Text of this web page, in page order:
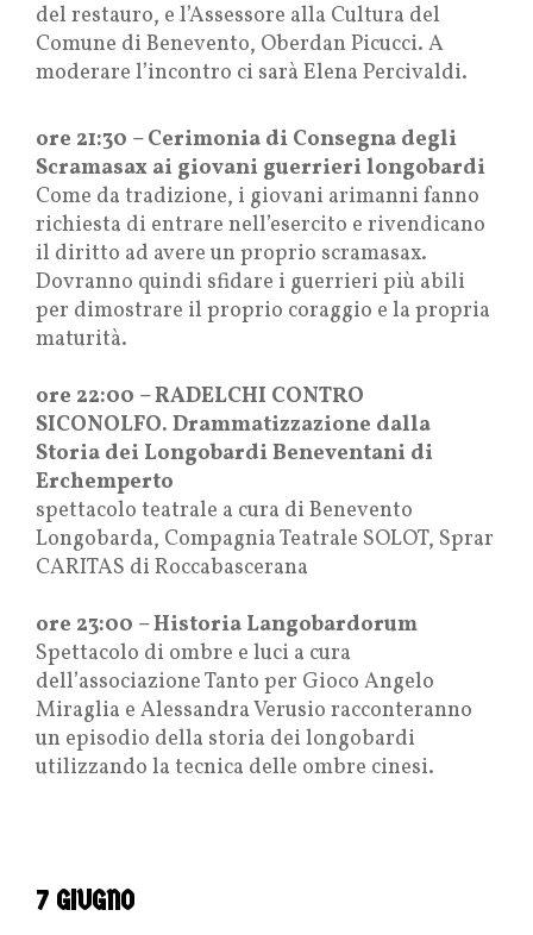
del restauro, e l’Assessore alla Cultura del
Comune di Benevento, Oberdan Picucci. A
moderare l’incontro ci sarà Elena Percivaldi.
ore 21:30 – Cerimonia di Consegna degli
Scramasax ai giovani guerrieri longobardi
Come da tradizione, i giovani arimanni fanno
richiesta di entrare nell’esercito e rivendicano
il diritto ad avere un proprio scramasax.
Dovranno quindi sfidare i guerrieri più abili
per dimostrare il proprio coraggio e la propria
maturità.
ore 22:00 – RADELCHI CONTRO
SICONOLFO. Drammatizzazione dalla
Storia dei Longobardi Beneventani di
Erchemperto
spettacolo teatrale a cura di Benevento
Longobarda, Compagnia Teatrale SOLOT, Sprar
CARITAS di Roccabascerana
ore 23:00 – Historia Langobardorum
Spettacolo di ombre e luci a cura
dell’associazione Tanto per Gioco Angelo
Miraglia e Alessandra Verusio racconteranno
un episodio della storia dei longobardi
utilizzando la tecnica delle ombre cinesi.
7 GIUGNO